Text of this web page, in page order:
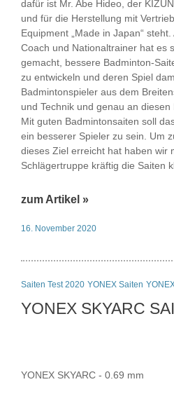
dafür ist Mr. Abe Hideo, der
und für die Herstellung mit
Equipment „Made in Japan“
Coach und Nationaltrainer hat es
gemacht, bessere Badminton-
zu entwickeln und deren Spiel
Badmintonspieler aus dem
und Technik und genau an diesen
Mit guten Badmintonsaiten soll
ein besserer Spieler zu sein. Um
dieses Ziel erreicht hat haben wir
Schlägertruppe kräftig die Saiten
zum Artikel »
16. November 2020
Saiten Test 2020 YONEX Saiten
YONEX SKYARC
YONEX SKYARC - 0.69 mm